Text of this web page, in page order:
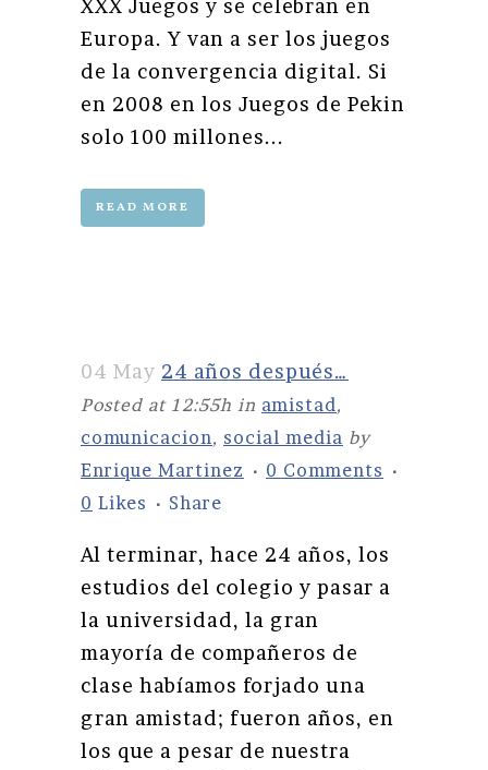
XXX Juegos y se celebran en
Europa. Y van a ser los juegos
de la convergencia digital. Si
en 2008 en los Juegos de Pekin
solo 100 millones...
READ MORE
04 May 24 años después…
Posted at 12:55h in amistad,
comunicacion, social media by
Enrique Martinez
0 Comments
0 Likes Share
Al terminar, hace 24 años, los
estudios del colegio y pasar a
la universidad, la gran
mayoría de compañeros de
clase habíamos forjado una
gran amistad; fueron años, en
los que a pesar de nuestra